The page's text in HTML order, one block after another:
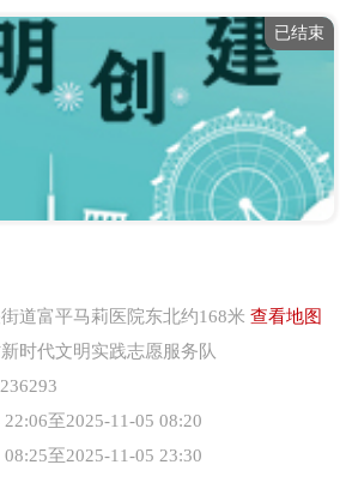
已结束
道富平马莉医院东北约168米 查看地图
时代文明实践志愿服务队
22:06至2025-11-05 08:20
08:25至2025-11-05 23:30